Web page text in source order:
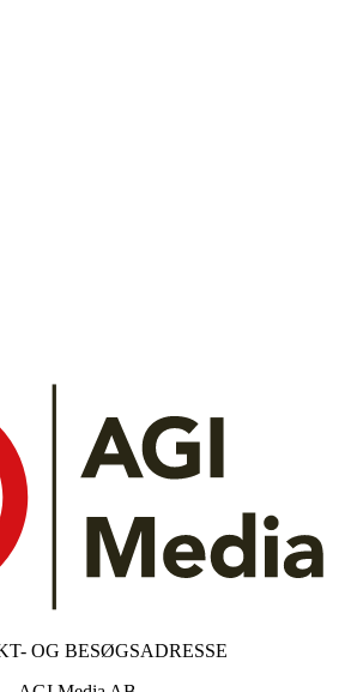
OG BESØGSADRESSE